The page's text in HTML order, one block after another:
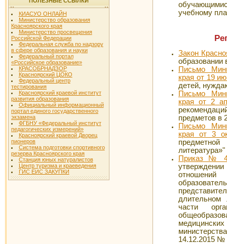
КИАСУО ОНЛАЙН
Министерство образования
Красноярского края
Министерство просвещения
Российской Федерации
Федеральная служба по надзору
в сфере образования и науки
Федеральный портал
«Российское образование»
КРАСОБРНАДЗОР
Красноярский ЦОКО
Федеральный центр
тестирования
Красноярский краевой институт
развития образования
Официальный информационный
портал единого государственного
экзамена
ФГБНУ «Федеральный институт
педагогических измерений»
Красноярский краевой Дворец
пионеров
Система подготовки спортивного
резерва Красноярского края
Станция юных натуралистов
Центр туризма и краеведения
ГИС ЕИС ЗАКУПКИ
учебному
Закон
образовании
Письмо
края от 19
детей,
Письмо
края от 2
предметов в
Письмо
края от 3
литература»"
Приказ №
отношений
длительном
части
14.12.2015 №